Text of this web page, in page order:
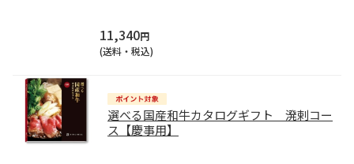
11,340円
(送料・税込)
選べる国産和牛カタログギフト 溌剌コー
ス【慶事用】